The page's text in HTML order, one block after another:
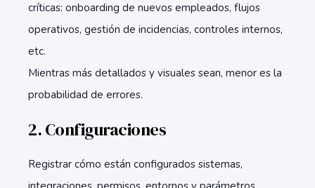
críticas: onboarding de nuevos empleados, flujos
operativos, gestión de incidencias, controles internos,
etc.
Mientras más detallados y visuales sean, menor es la
probabilidad de errores.
2. Configuraciones
Registrar cómo están configurados sistemas,